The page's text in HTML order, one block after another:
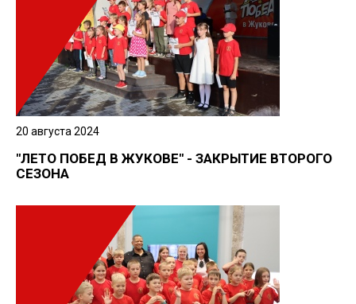
20 августа 2024
"ЛЕТО ПОБЕД В ЖУКОВЕ" - ЗАКРЫТИЕ ВТОРОГО
СЕЗОНА